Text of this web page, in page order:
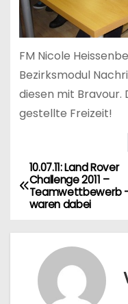
FM Nicole
Bezirksmodul
diesen mit Bravour.
gestellte Freizeit!
B
e
i
10.07.11: Land Rover
Challenge 2011 –
Teamwettbewerb
waren dabei